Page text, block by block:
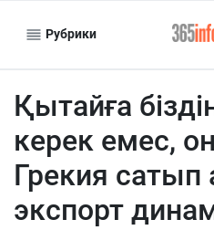
Рубрики
Қытайға
керек емес,
Грекия
экспорт